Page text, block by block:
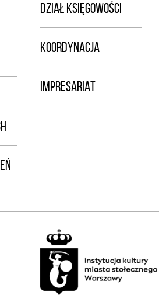
DZIAŁ KSIĘGOWOŚCI
KOORDYNACJA
IMPRESARIAT